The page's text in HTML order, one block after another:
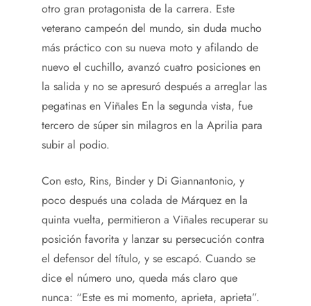
otro gran protagonista de la carrera. Este
veterano campeón del mundo, sin duda mucho
más práctico con su nueva moto y afilando de
nuevo el cuchillo, avanzó cuatro posiciones en
la salida y no se apresuró después a arreglar las
pegatinas en Viñales En la segunda vista, fue
tercero de súper sin milagros en la Aprilia para
subir al podio.
Con esto, Rins, Binder y Di Giannantonio, y
poco después una colada de Márquez en la
quinta vuelta, permitieron a Viñales recuperar su
posición favorita y lanzar su persecución contra
el defensor del título, y se escapó. Cuando se
dice el número uno, queda más claro que
nunca: “Este es mi momento, aprieta, aprieta”.